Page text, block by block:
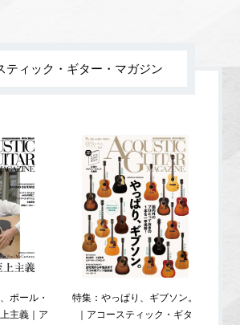
ティック・ギター・マガジン
ポール・
主義｜ア
特集：やっぱり、ギブソン。
｜アコースティック・ギタ